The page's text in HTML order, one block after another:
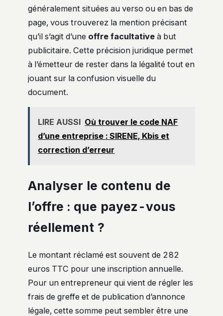
généralement situées au verso ou en bas de
page, vous trouverez la mention précisant
qu’il s’agit d’une offre facultative à but
publicitaire. Cette précision juridique permet
à l’émetteur de rester dans la légalité tout en
jouant sur la confusion visuelle du
document.
LIRE AUSSI Où trouver le code NAF
d’une entreprise : SIRENE, Kbis et
correction d’erreur
Analyser le contenu de
l’offre : que payez-vous
réellement ?
Le montant réclamé est souvent de 282
euros TTC pour une inscription annuelle.
Pour un entrepreneur qui vient de régler les
frais de greffe et de publication d’annonce
légale, cette somme peut sembler être une